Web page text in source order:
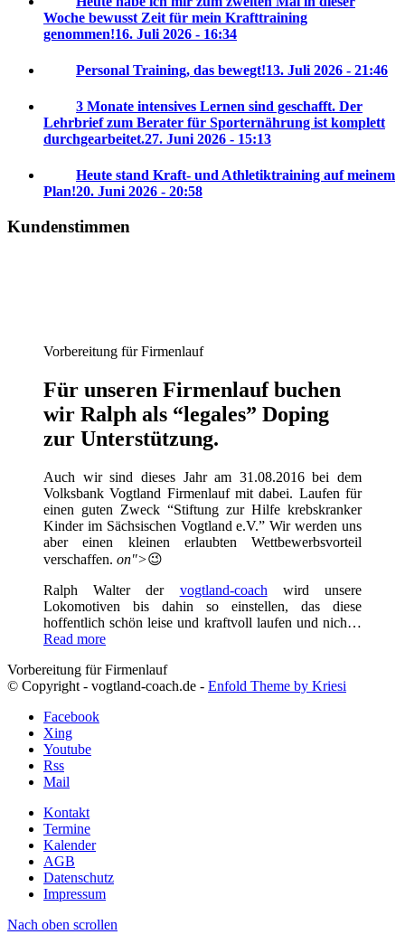
Woche bewusst Zeit für mein Krafttraining
genommen!16. Juli 2026 - 16:34
Personal Training, das bewegt!13. Juli 2026 - 21:46
3 Monate intensives Lernen sind geschafft. Der
Lehrbrief zum Berater für Sporternährung ist komplett
durchgearbeitet.27. Juni 2026 - 15:13
Heute stand Kraft- und Athletiktraining auf meinem
Plan!20. Juni 2026 - 20:58
Kundenstimmen
Vorbereitung für Firmenlauf
Für unseren Firmenlauf buchen
wir Ralph als “legales” Doping
zur Unterstützung.
Auch wir sind dieses Jahr am 31.08.2016 bei dem
Volksbank Vogtland Firmenlauf mit dabei. Laufen für
einen guten Zweck “Stiftung zur Hilfe krebskranker
Kinder im Sächsischen Vogtland e.V.” Wir werden uns
aber einen kleinen erlaubten Wettbewerbsvorteil
verschaffen. on">😉
Ralph Walter der vogtland-coach wird unsere
Lokomotiven bis dahin so einstellen, das diese
hoffentlich schön leise und kraftvoll laufen und nich…
Read more
Vorbereitung für Firmenlauf
© Copyright - vogtland-coach.de - Enfold Theme by Kriesi
Facebook
Xing
Youtube
Rss
Mail
Kontakt
Termine
Kalender
AGB
Datenschutz
Impressum
Nach oben scrollen